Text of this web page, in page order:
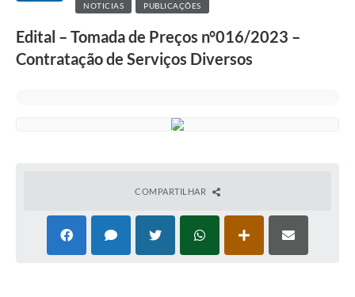
NOTICIAS PUBLICAÇÕES
Edital – Tomada de Preços n°016/2023 –
Contratação de Serviços Diversos
COMPARTILHAR